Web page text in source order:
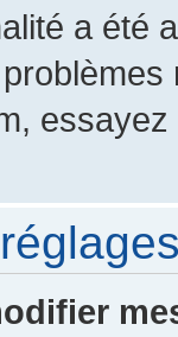
a été